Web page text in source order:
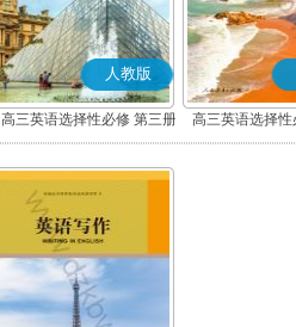
人教版
高三英语选择性必修 第三册 高三英语选择